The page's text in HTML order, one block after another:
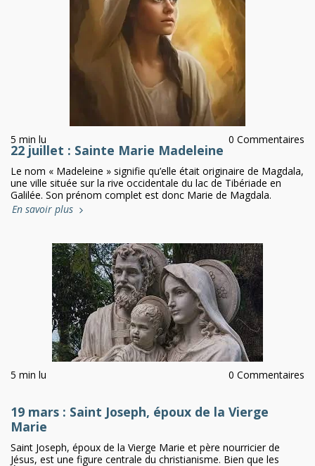
5 min lu 0 Commentaires
22 juillet : Sainte Marie Madeleine
Le nom « Madeleine » signifie qu’elle était originaire de Magdala,
une ville située sur la rive occidentale du lac de Tibériade en
Galilée. Son prénom complet est donc Marie de Magdala.
En savoir plus
5 min lu 0 Commentaires
19 mars : Saint Joseph, époux de la Vierge
Marie
Saint Joseph, époux de la Vierge Marie et père nourricier de
Jésus, est une figure centrale du christianisme. Bien que les